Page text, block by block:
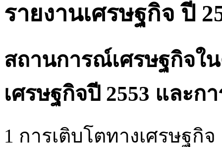
รายงานเศรษฐกิจ ปี
สถานการณ์เศรษฐกิจใ
เศรษฐกิจปี 2553 และก
1 การเติบโตทางเศรษฐกิจ